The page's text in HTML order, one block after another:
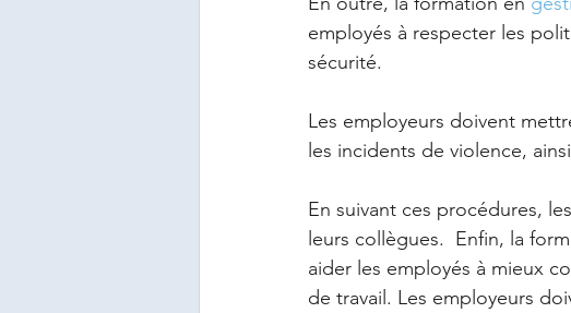
employés à respecter les
sécurité.
Les employeurs doivent
les incidents de violence,
En suivant ces procédures,
leurs collègues.  Enfin, la
aider les employés à mieux
de travail. Les employeurs